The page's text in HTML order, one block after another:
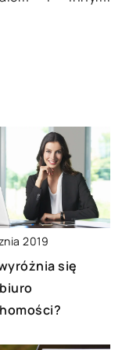
2019
się